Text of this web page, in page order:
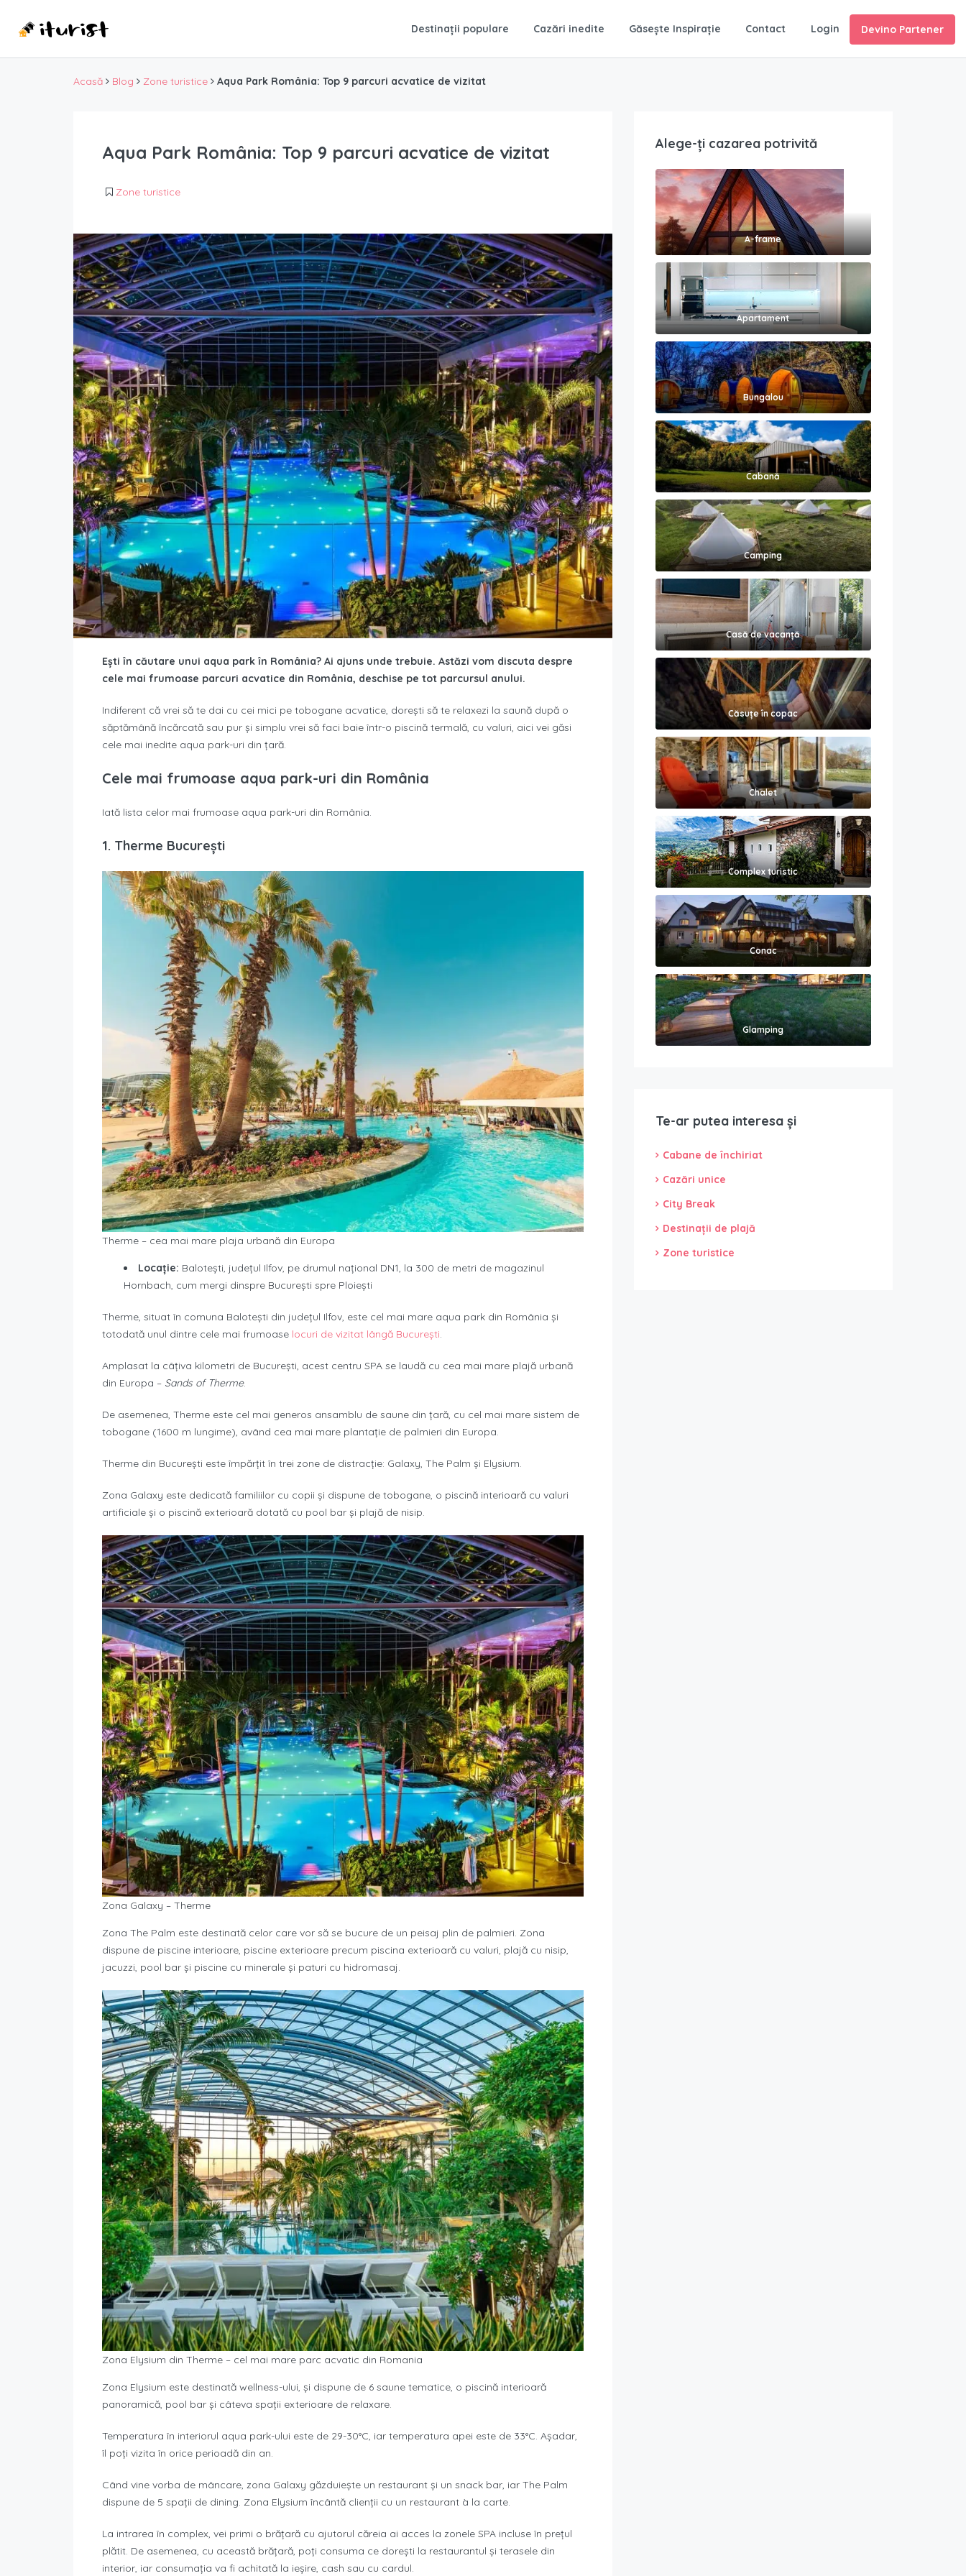
Destinații populare Cazări inedite Găsește Inspirație Contact Login Devino Partener
Acasă Blog Zone turistice Aqua Park România: Top 9 parcuri acvatice de vizitat
Aqua Park România: Top 9 parcuri acvatice de vizitat
Zone turistice
Ești în căutare unui aqua park în România? Ai ajuns unde trebuie. Astăzi vom discuta despre
cele mai frumoase parcuri acvatice din România, deschise pe tot parcursul anului.
Indiferent că vrei să te dai cu cei mici pe tobogane acvatice, dorești să te relaxezi la saună după o
săptămână încărcată sau pur și simplu vrei să faci baie într-o piscină termală, cu valuri, aici vei găsi
cele mai inedite aqua park-uri din țară.
Cele mai frumoase aqua park-uri din România
Iată lista celor mai frumoase aqua park-uri din România.
1. Therme București
Therme – cea mai mare plaja urbană din Europa
Locație: Balotești, județul Ilfov, pe drumul național DN1, la 300 de metri de magazinul
Hornbach, cum mergi dinspre București spre Ploiești
Therme, situat în comuna Balotești din județul Ilfov, este cel mai mare aqua park din România și
totodată unul dintre cele mai frumoase locuri de vizitat lângă București.
Amplasat la câțiva kilometri de București, acest centru SPA se laudă cu cea mai mare plajă urbană
din Europa – Sands of Therme.
De asemenea, Therme este cel mai generos ansamblu de saune din țară, cu cel mai mare sistem de
tobogane (1600 m lungime), având cea mai mare plantație de palmieri din Europa.
Therme din București este împărțit în trei zone de distracție: Galaxy, The Palm și Elysium.
Zona Galaxy este dedicată familiilor cu copii și dispune de tobogane, o piscină interioară cu valuri
artificiale și o piscină exterioară dotată cu pool bar și plajă de nisip.
Zona Galaxy – Therme
Zona The Palm este destinată celor care vor să se bucure de un peisaj plin de palmieri. Zona
dispune de piscine interioare, piscine exterioare precum piscina exterioară cu valuri, plajă cu nisip,
jacuzzi, pool bar și piscine cu minerale și paturi cu hidromasaj.
Zona Elysium din Therme – cel mai mare parc acvatic din Romania
Zona Elysium este destinată wellness-ului, și dispune de 6 saune tematice, o piscină interioară
panoramică, pool bar și câteva spații exterioare de relaxare.
Temperatura în interiorul aqua park-ului este de 29-30°C, iar temperatura apei este de 33°C. Așadar,
îl poți vizita în orice perioadă din an.
Când vine vorba de mâncare, zona Galaxy găzduiește un restaurant și un snack bar, iar The Palm
dispune de 5 spații de dining. Zona Elysium încântă clienții cu un restaurant à la carte.
La intrarea în complex, vei primi o brățară cu ajutorul căreia ai acces la zonele SPA incluse în prețul
plătit. De asemenea, cu această brățară, poți consuma ce dorești la restaurantul și terasele din
interior, iar consumația va fi achitată la ieșire, cash sau cu cardul.
Alege-ți cazarea potrivită
A-frame
Apartament
Bungalou
Cabană
Camping
Casă de vacanță
Căsuțe în copac
Chalet
Complex turistic
Conac
Glamping
Te-ar putea interesa și
Cabane de închiriat
Cazări unice
City Break
Destinații de plajă
Zone turistice